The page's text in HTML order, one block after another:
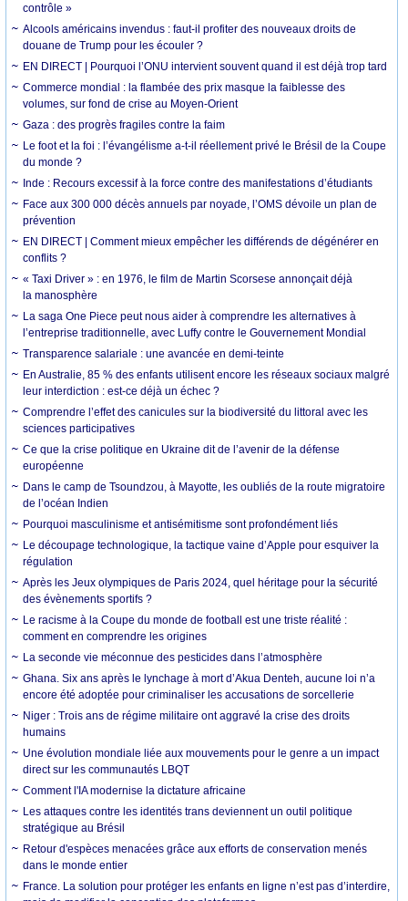
contrôle »
Alcools américains invendus : faut-il profiter des nouveaux droits de
douane de Trump pour les écouler ?
EN DIRECT | Pourquoi l’ONU intervient souvent quand il est déjà trop tard
Commerce mondial : la flambée des prix masque la faiblesse des
volumes, sur fond de crise au Moyen-Orient
Gaza : des progrès fragiles contre la faim
Le foot et la foi : l’évangélisme a-t-il réellement privé le Brésil de la Coupe
du monde ?
Inde : Recours excessif à la force contre des manifestations d’étudiants
Face aux 300 000 décès annuels par noyade, l’OMS dévoile un plan de
prévention
EN DIRECT | Comment mieux empêcher les différends de dégénérer en
conflits ?
« Taxi Driver » : en 1976, le film de Martin Scorsese annonçait déjà
la manosphère
La saga One Piece peut nous aider à comprendre les alternatives à
l’entreprise traditionnelle, avec Luffy contre le Gouvernement Mondial
Transparence salariale : une avancée en demi-teinte
En Australie, 85 % des enfants utilisent encore les réseaux sociaux malgré
leur interdiction : est-ce déjà un échec ?
Comprendre l’effet des canicules sur la biodiversité du littoral avec les
sciences participatives
Ce que la crise politique en Ukraine dit de l’avenir de la défense
européenne
Dans le camp de Tsoundzou, à Mayotte, les oubliés de la route migratoire
de l’océan Indien
Pourquoi masculinisme et antisémitisme sont profondément liés
Le découpage technologique, la tactique vaine d’Apple pour esquiver la
régulation
Après les Jeux olympiques de Paris 2024, quel héritage pour la sécurité
des évènements sportifs ?
Le racisme à la Coupe du monde de football est une triste réalité :
comment en comprendre les origines
La seconde vie méconnue des pesticides dans l’atmosphère
Ghana. Six ans après le lynchage à mort d’Akua Denteh, aucune loi n’a
encore été adoptée pour criminaliser les accusations de sorcellerie
Niger : Trois ans de régime militaire ont aggravé la crise des droits
humains
Une évolution mondiale liée aux mouvements pour le genre a un impact
direct sur les communautés LBQT
Comment l'IA modernise la dictature africaine
Les attaques contre les identités trans deviennent un outil politique
stratégique au Brésil
Retour d'espèces menacées grâce aux efforts de conservation menés
dans le monde entier
France. La solution pour protéger les enfants en ligne n’est pas d’interdire,